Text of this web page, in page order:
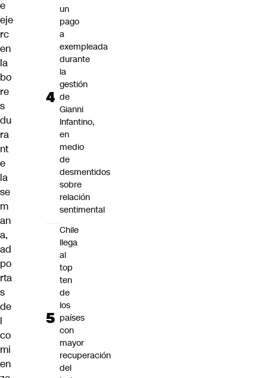
e
eje
rc
en
la
bo
re
s
du
ra
nt
e
la
se
m
an
a,
ad
po
rta
s
de
l
co
mi
en
un
pago
a
exempleada
durante
la
gestión
de
Gianni
Infantino,
en
medio
de
desmentidos
sobre
relación
sentimental
Chile
llega
al
top
ten
de
los
países
con
mayor
recuperación
del